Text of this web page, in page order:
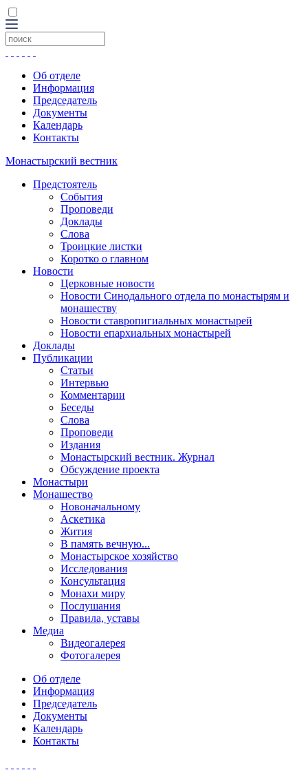
Об отделе
Информация
Председатель
Документы
Календарь
Контакты
Монастырский вестник
Предстоятель
События
Проповеди
Доклады
Слова
Троицкие листки
Коротко о главном
Новости
Церковные новости
Новости Синодального отдела по монастырям и
монашеству
Новости ставропигиальных монастырей
Новости епархиальных монастырей
Доклады
Публикации
Статьи
Интервью
Комментарии
Беседы
Слова
Проповеди
Издания
Монастырский вестник. Журнал
Обсуждение проекта
Монастыри
Монашество
Новоначальному
Аскетика
Жития
В память вечную...
Монастырское хозяйство
Исследования
Консультация
Монахи миру
Послушания
Правила, уставы
Медиа
Видеогалерея
Фотогалерея
Об отделе
Информация
Председатель
Документы
Календарь
Контакты